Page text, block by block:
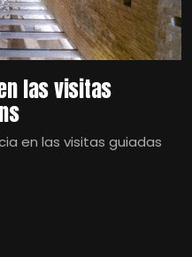
las visitas
en las visitas guiadas